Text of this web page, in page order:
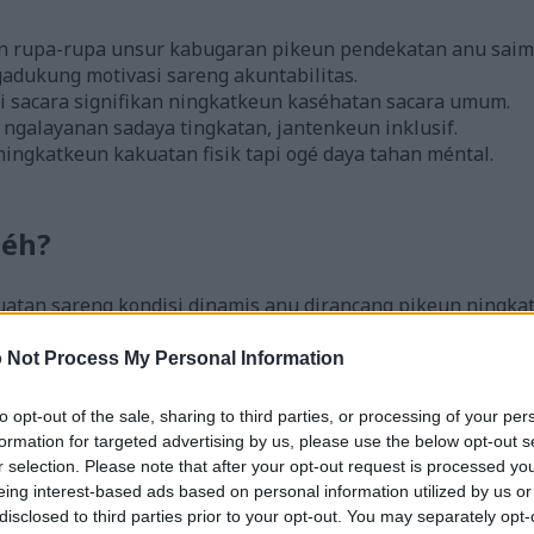
Not Process My Personal Information
opt-out of the sale, sharing to third parties, or processing of your
for targeted advertising by us, please use the below opt-out
selection. Please note that after your opt-out request is processed
interest-based ads based on personal information utilized by us
to third parties prior to your opt-out. You may separately
rupa-rupa unsur kabugaran pikeun pendekatan anu
motivasi sareng akuntabilitas.
signifikan ningkatkeun kaséhatan sacara umum.
sadaya tingkatan, jantenkeun inklusif.
kakuatan fisik tapi ogé daya tahan méntal.
sareng kondisi dinamis anu dirancang pikeun
rupa-rupa gerakan fungsional intensitas tinggi.
sadaya tingkat kabugaran pikeun ilubiung, jantenkeun
pliometrik, angkat beurat Olimpiade, kettlebell, sareng
latihan CrossFit.
ieu boga tujuan pikeun ningkatkeun kinerja fungsional
anu signifikan dina kamampuan fisikna. Naha